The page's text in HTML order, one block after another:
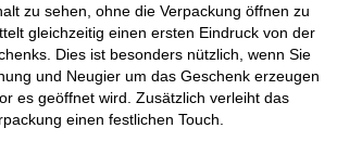
zu sehen, ohne die Verpackung öffnen zu
gleichzeitig einen ersten Eindruck von der
Dies ist besonders nützlich, wenn Sie
und Neugier um das Geschenk erzeugen
es geöffnet wird. Zusätzlich verleiht das
einen festlichen Touch.